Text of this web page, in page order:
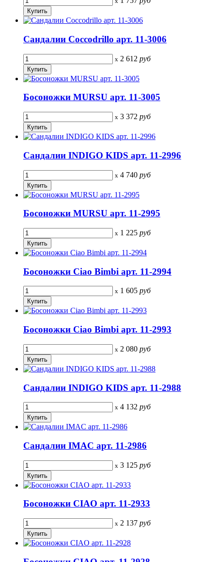
Сандалии Coccodrillo арт. 11-3006
x 2 612 руб
Босоножки MURSU арт. 11-3005
x 3 372 руб
Сандалии INDIGO KIDS арт. 11-2996
x 4 740 руб
Босоножки MURSU арт. 11-2995
x 1 225 руб
Босоножки Ciao Bimbi арт. 11-2994
x 1 605 руб
Босоножки Ciao Bimbi арт. 11-2993
x 2 080 руб
Сандалии INDIGO KIDS арт. 11-2988
x 4 132 руб
Сандалии IMAC арт. 11-2986
x 3 125 руб
Босоножки CIAO арт. 11-2933
x 2 137 руб